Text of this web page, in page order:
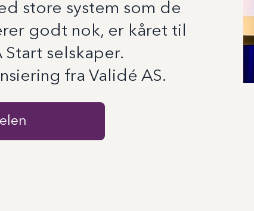
store system som de
godt nok, er kåret til
Start selskaper.
fra Validé AS.